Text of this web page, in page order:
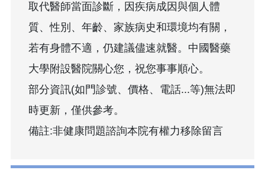
取代醫師當面診斷，因疾病成因與個人體
質、性別、年齡、家族病史和環境均有關，
若有身體不適，仍建議儘速就醫。中國醫藥
大學附設醫院關心您，祝您事事順心。
部分資訊(如門診號、價格、電話...等)無法即
時更新，僅供參考。
備註:非健康問題諮詢本院有權力移除留言